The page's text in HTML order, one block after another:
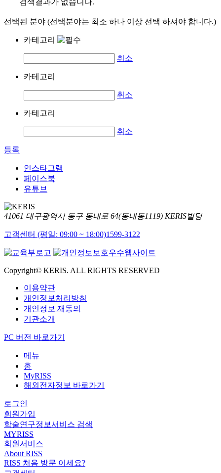
검색결과가 없습니다.
선택된 분야 (선택분야는 최소 하나 이상 선택 하셔야 합니다.)
카테고리
취소
카테고리
취소
카테고리
취소
등록
인스타그램
페이스북
유튜브
41061 대구광역시 동구 동내로 64(동내동1119) KERIS빌딩
고객센터 (평일: 09:00 ~ 18:00)1599-3122
Copyright© KERIS. ALL RIGHTS RESERVED
이용약관
개인정보처리방침
개인정보 재동의
기관소개
PC 버전 바로가기
메뉴
홈
MyRISS
해외전자정보 바로가기
로그인
회원가입
학술연구정보서비스 검색
MYRISS
회원서비스
About RISS
RISS 처음 방문 이세요?